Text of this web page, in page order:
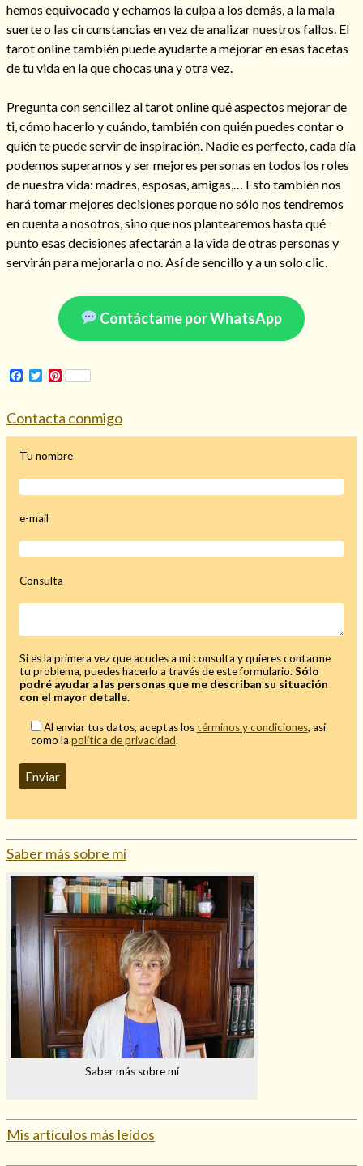
Endulzamiento
Consulta de tarot online
Hechizo de alejamiento
Tu consulta al tarot
Alejamiento(208)
Cómo recuperar a mi ex(190)
Endulzamiento(112)
Hechizo de amor(593)
Infidelidad
(104)
Oraciones(3)
Rituales(72)
Tarot online
Mi rincón
Mis libros favoritos
¿Qué es el tarot?
hemos equivocado y echamos la culpa a los demás, a la mala
suerte o las circunstancias en vez de analizar nuestros fallos. El
tarot online también puede ayudarte a mejorar en esas facetas
de tu vida en la que chocas una y otra vez.
Pregunta con sencillez al tarot online qué aspectos mejorar de
ti, cómo hacerlo y cuándo, también con quién puedes contar o
quién te puede servir de inspiración. Nadie es perfecto, cada día
podemos superarnos y ser mejores personas en todos los roles
de nuestra vida: madres, esposas, amigas,… Esto también nos
hará tomar mejores decisiones porque no sólo nos tendremos
en cuenta a nosotros, sino que nos plantearemos hasta qué
punto esas decisiones afectarán a la vida de otras personas y
servirán para mejorarla o no. Así de sencillo y a un solo clic.
Contáctame por WhatsApp
Facebook
Twitter
Pinterest
Contacta conmigo
Tu nombre
e-mail
Consulta
Si es la primera vez que acudes a mi consulta y quieres contarme
tu problema, puedes hacerlo a través de este formulario.Sólo
podré ayudar a las personas que me describan su situación
con el mayor detalle.
Al enviar tus datos, aceptas lostérminos y condiciones, así
como la política de privacidad.
Saber más sobre mí
Saber más sobre mí
Mis artículos más leídos